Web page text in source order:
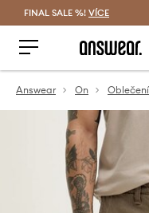
FINAL SALE %! VÍCE
Answear On Oblečení